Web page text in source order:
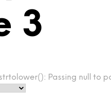
3
Passing null to